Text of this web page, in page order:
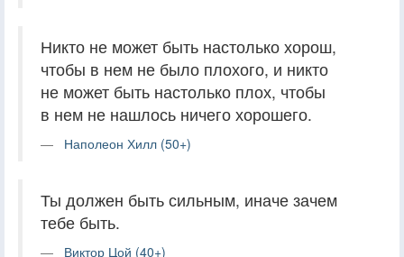
Никто не может быть настолько хорош,
чтобы в нем не было плохого, и никто
не может быть настолько плох, чтобы
в нем не нашлось ничего хорошего.
Наполеон Хилл (50+)
Ты должен быть сильным, иначе зачем
тебе быть.
Виктор Цой (40+)